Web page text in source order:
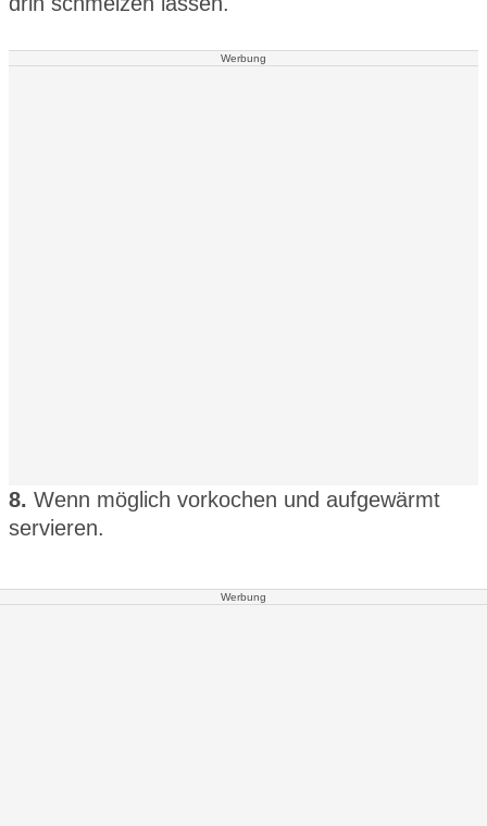
Werbung
8. Wenn möglich vorkochen und aufgewärmt
servieren.
Werbung